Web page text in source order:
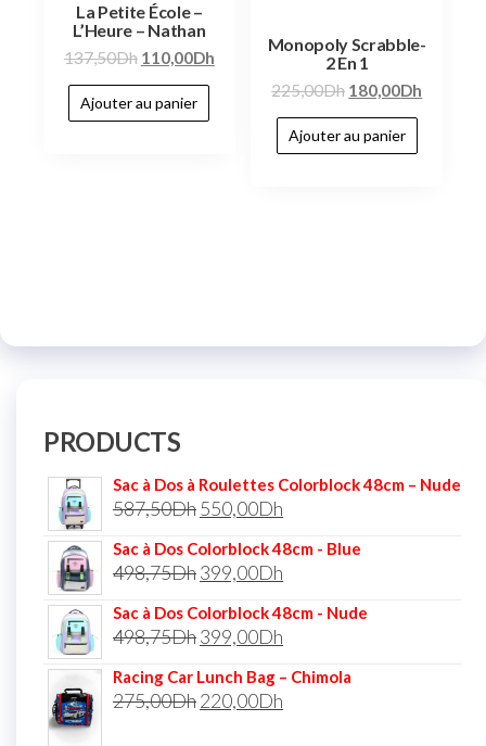
La Petite École –
L’Heure – Nathan
137,50Dh 110,00Dh
Ajouter au panier
Monopoly Scrabble-
2 En 1
225,00Dh 180,00Dh
Ajouter au panier
PRODUCTS
Sac à Dos à Roulettes Colorblock 48cm – Nude
587,50Dh550,00Dh
Sac à Dos Colorblock 48cm - Blue
498,75Dh399,00Dh
Sac à Dos Colorblock 48cm - Nude
498,75Dh399,00Dh
Racing Car Lunch Bag – Chimola
275,00Dh220,00Dh